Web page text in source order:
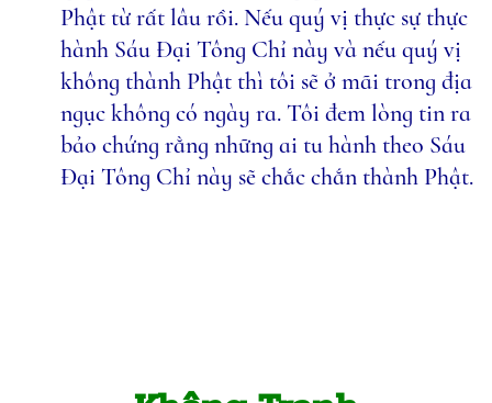
Phật từ rất lâu rồi. Nếu quý vị thực sự thực
hành Sáu Đại Tông Chỉ này và nếu quý vị
không thành Phật thì tôi sẽ ở mãi trong địa
ngục không có ngày ra. Tôi đem lòng tin ra
bảo chứng rằng những ai tu hành theo Sáu
Đại Tông Chỉ này sẽ chắc chắn thành Phật.